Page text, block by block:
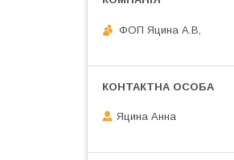
ФОП Яцина А.В,
Яцина Анна